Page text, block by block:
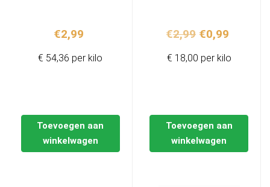
€2,99
Toevoegen aan
winkelwagen
€ 54,36 per kilo
€2,99
was:
€0,99
is:
Toevoegen aan
winkelwagen
€ 18,00 per kilo